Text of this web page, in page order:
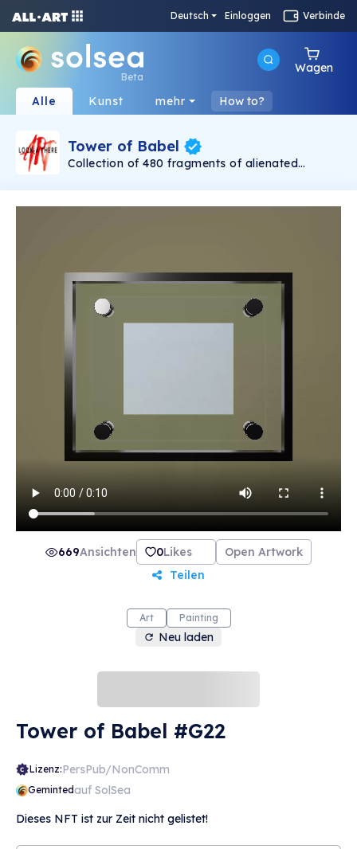
Deutsch Einloggen Verbinde
Beta
Wagen
Alle Kunst mehr How to?
Tower of Babel
Collection of 480 fragments of alienated
Rudolf Reither is an alienation of the original by
21th century and reminds on today's relevance
of the original.
669Ansichten 0Likes
Open Artwork
Teilen
Art Painting
Neu laden
Tower of Babel #G22
Lizenz:PersPub/NonComm
Gemintedauf SolSea
Dieses NFT ist zur Zeit nicht gelistet!